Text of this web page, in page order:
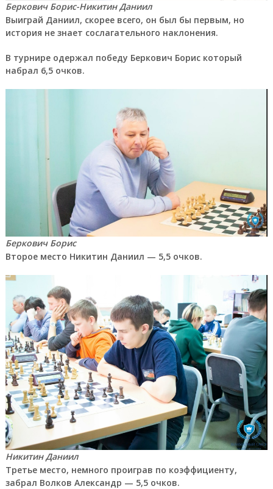
Беркович Борис-Никитин Даниил
Выиграй Даниил, скорее всего, он был бы первым, но
история не знает сослагательного наклонения.
В турнире одержал победу Беркович Борис который
набрал 6,5 очков.
Беркович Борис
Второе место Никитин Даниил — 5,5 очков.
Никитин Даниил
Третье место, немного проиграв по коэффициенту,
забрал Волков Александр — 5,5 очков.